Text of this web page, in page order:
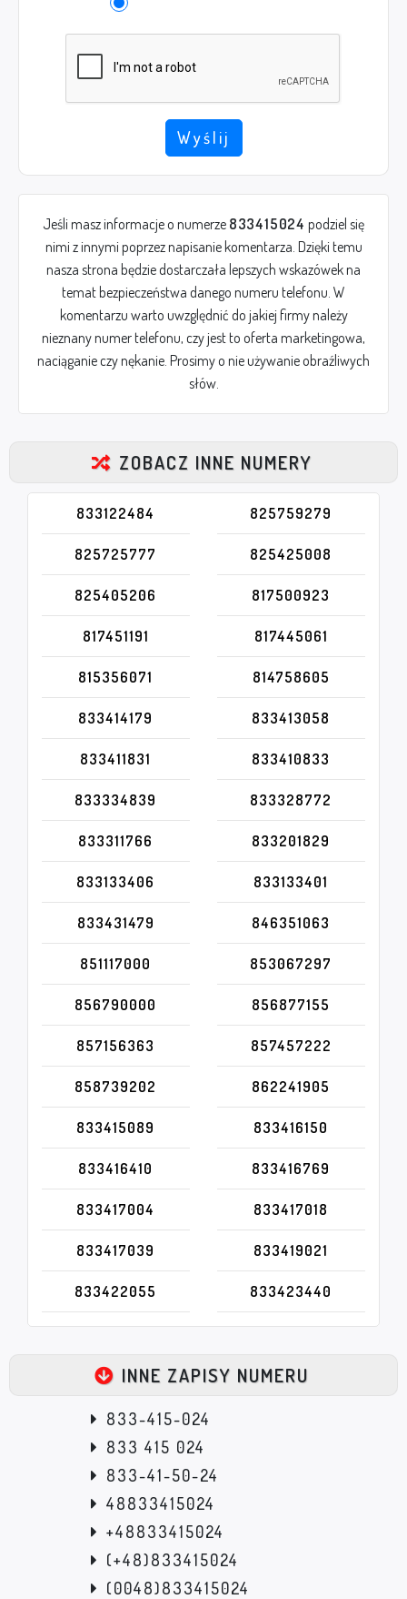
Wyślij
Jeśli masz informacje o numerze 833415024 podziel się
nimi z innymi poprzez napisanie komentarza. Dzięki temu
nasza strona będzie dostarczała lepszych wskazówek na
temat bezpieczeństwa danego numeru telefonu. W
komentarzu warto uwzględnić do jakiej firmy należy
nieznany numer telefonu, czy jest to oferta marketingowa,
naciąganie czy nękanie. Prosimy o nie używanie obraźliwych
słów.
ZOBACZ INNE NUMERY
833122484 825759279
825725777 825425008
825405206 817500923
817451191 817445061
815356071 814758605
833414179 833413058
833411831 833410833
833334839 833328772
833311766 833201829
833133406 833133401
833431479 846351063
851117000 853067297
856790000 856877155
857156363 857457222
858739202 862241905
833415089 833416150
833416410 833416769
833417004 833417018
833417039 833419021
833422055 833423440
INNE ZAPISY NUMERU
833-415-024
833 415 024
833-41-50-24
48833415024
+48833415024
(+48)833415024
(0048)833415024